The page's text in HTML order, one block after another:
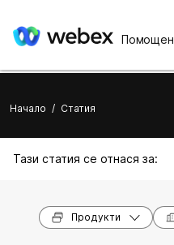
Помощен
Начало / Статия
Тази статия се отнася за:
Продукти